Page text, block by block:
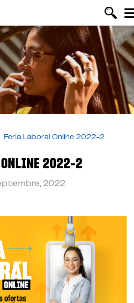
Feria Laboral Online 2022-2
ONLINE 2022-2
2022